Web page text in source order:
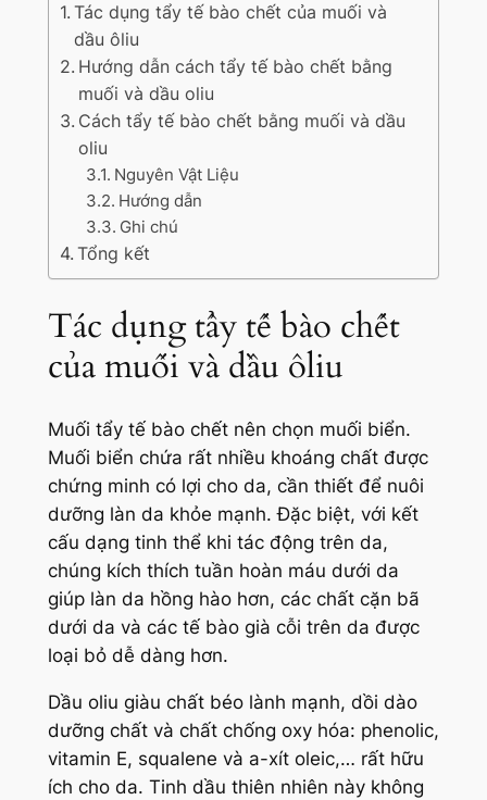
Tác dụng tẩy tế bào chết của muối và
dầu ôliu
Hướng dẫn cách tẩy tế bào chết bằng
muối và dầu oliu
Cách tẩy tế bào chết bằng muối và dầu
oliu
Nguyên Vật Liệu
Hướng dẫn
Ghi chú
Tổng kết
Tác dụng tẩy tế bào chết
của muối và dầu ôliu
Muối tẩy tế bào chết nên chọn muối biển.
Muối biển chứa rất nhiều khoáng chất được
chứng minh có lợi cho da, cần thiết để nuôi
dưỡng làn da khỏe mạnh. Đặc biệt, với kết
cấu dạng tinh thể khi tác động trên da,
chúng kích thích tuần hoàn máu dưới da
giúp làn da hồng hào hơn, các chất cặn bã
dưới da và các tế bào già cỗi trên da được
loại bỏ dễ dàng hơn.
Dầu oliu giàu chất béo lành mạnh, dồi dào
dưỡng chất và chất chống oxy hóa: phenolic,
vitamin E, squalene và a-xít oleic,… rất hữu
ích cho da. Tinh dầu thiên nhiên này không